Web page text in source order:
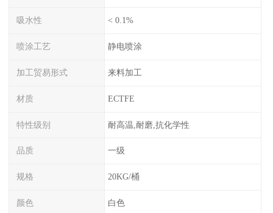
吸水性 < 0.1%
喷涂工艺 静电喷涂
加工贸易形式 来料加工
材质 ECTFE
特性级别 耐高温,耐磨,抗化学性
品质 一级
规格 20KG/桶
颜色 白色